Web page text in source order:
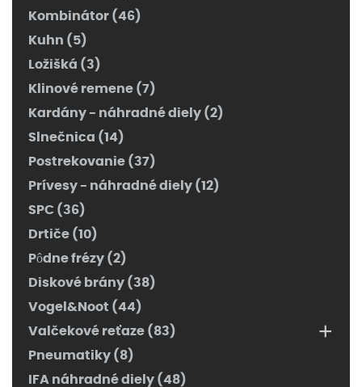
Kombinátor (46)
Kuhn (5)
Ložišká (3)
Klinové remene (7)
Kardány - náhradné diely (2)
Slnečnica (14)
Postrekovanie (37)
Prívesy - náhradné diely (12)
SPC (36)
Drtiče (10)
Pôdne frézy (2)
Diskové brány (38)
Vogel&Noot (44)
Valčekové reťaze (83)
+
Pneumatiky (8)
IFA náhradné diely (48)